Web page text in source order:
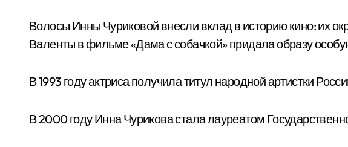
Волосы Инны Чуриковой внесли вклад в историю кино: их
Валенты в фильме «Дама с собачкой» придала образу
В 1993 году актриса получила титул народной артистки
В 2000 году Инна Чурикова стала лауреатом